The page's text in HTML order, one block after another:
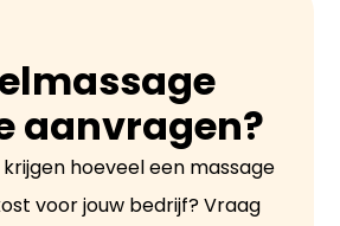
aanvragen?
hoeveel een massage
voor jouw bedrijf? Vraag